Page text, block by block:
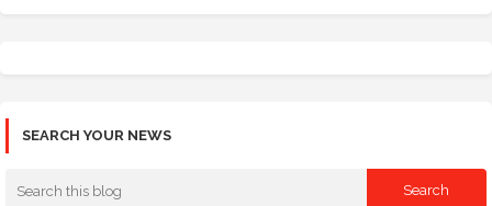
SEARCH YOUR NEWS